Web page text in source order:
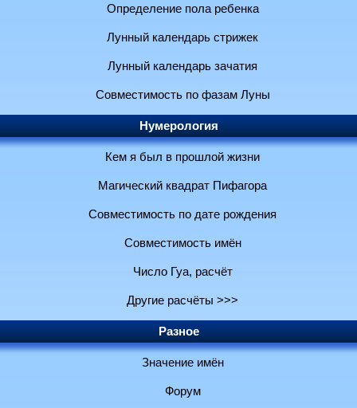
Определение пола ребенка
Лунный календарь стрижек
Лунный календарь зачатия
Совместимость по фазам Луны
Нумерология
Кем я был в прошлой жизни
Магический квадрат Пифагора
Совместимость по дате рождения
Совместимость имён
Число Гуа, расчёт
Другие расчёты >>>
Разное
Значение имён
Форум